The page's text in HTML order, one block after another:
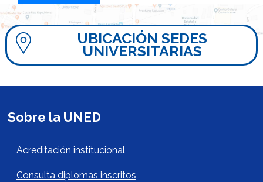
UBICACIÓN SEDES
UNIVERSITARIAS
Sobre la UNED
Acerca de la UNED Footer
Acreditación institucional
Consulta diplomas inscritos